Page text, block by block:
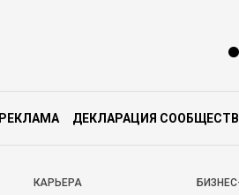
РЕКЛАМА ДЕКЛАРАЦИЯ
КАРЬЕРА